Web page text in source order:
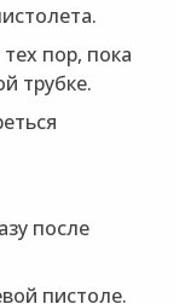
пор, пока
трубке.
после
пистоле.